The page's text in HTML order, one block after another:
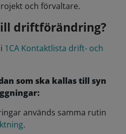
och förvaltare.
driftförändring?
1CA Kontaktlista drift- och
som ska kallas till syn
används samma rutin
.